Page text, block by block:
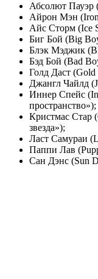
Абсолют Пауэр
Айрон Мэн
Айс Сторм (Ice
Биг Бой (Big
Блэк Мэджик
Бэд Бой (Bad
Голд Даст
Джангл Чайлд
Иннер Спейс
пространство»);
Кристмас Стар
звезда»);
Ласт Самураи
Паппи Лав
Сан Дэнс (Sun